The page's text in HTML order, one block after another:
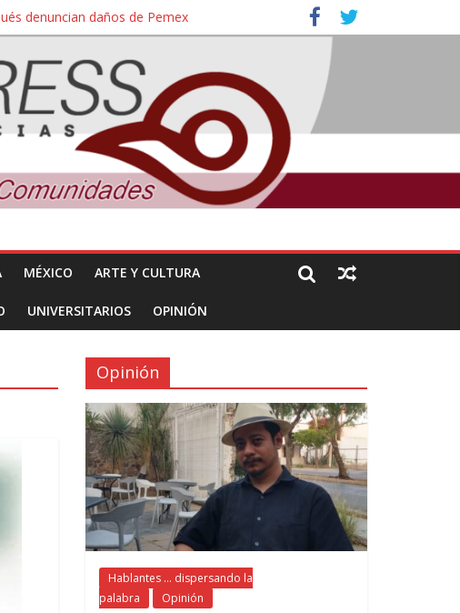
denuncian daños de Pemex
amparo
materiales e intelectuales de su asesinato
MÉXICO ARTE Y CULTURA
UNIVERSITARIOS OPINIÓN
Opinión
Hablantes ... dispersando la
palabra
Opinión